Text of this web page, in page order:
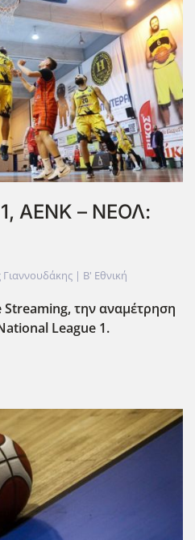
ΑΕΝΚ – ΝΕΟΛ:
Γιαννουδάκης | Β' Εθνική
Streaming, την αναμέτρηση
League 1.